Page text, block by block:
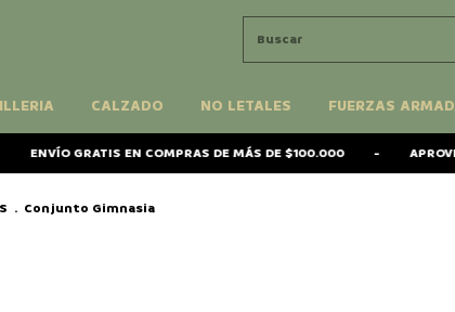
CALZADO NO LETALES FUERZAS
ENVÍO GRATIS EN COMPRAS DE MÁS DE $100.000
. Conjunto Gimnasia